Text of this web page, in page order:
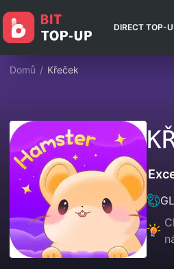
DIRECT TOP-
Domů / Křeček